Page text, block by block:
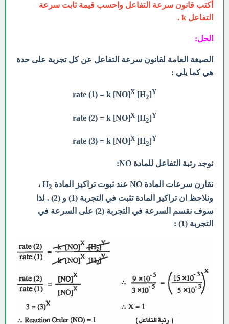
أكتب قانون سرعة التفاعل واحسب قيمة ثابت سرعة
التفاعل k .
الحل:
الصيغة العامة لقانون سرعة التفاعل عن كل تجربة على حدة
هي كما يلي :
rate (1) = k [NO]X [H2]Y
rate (2) = k [NO]X [H2]Y
rate (3) = k [NO]X [H2]Y
نوجد رتبة التفاعل للمادة NO:
نقارن سرعات المادة NO عند ثبوت تراكيز المادة H 2
،
ونلاحظ ان تراكيز المادة تثبت في التجربة (1) و (2) . لذا
سوف نقسم السرعة في التجربة (2) على السرعة في
التجربة (1) :